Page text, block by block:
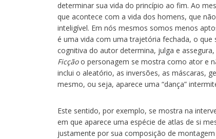
determinar sua vida do princípio ao fim. Ao
que acontece com a vida dos homens, que
inteligível. Em nós mesmos somos menos
é uma vida com uma trajetória fechada, o
cognitiva do autor determina, julga e
Ficçãoo personagem se mostra como ator e
inclui o aleatório, as inversões, as máscaras,
mesmo, ou seja, aparece uma “dança”
Este sentido, por exemplo, se mostra na
em que aparece uma espécie de atlas de si
justamente por sua composição de